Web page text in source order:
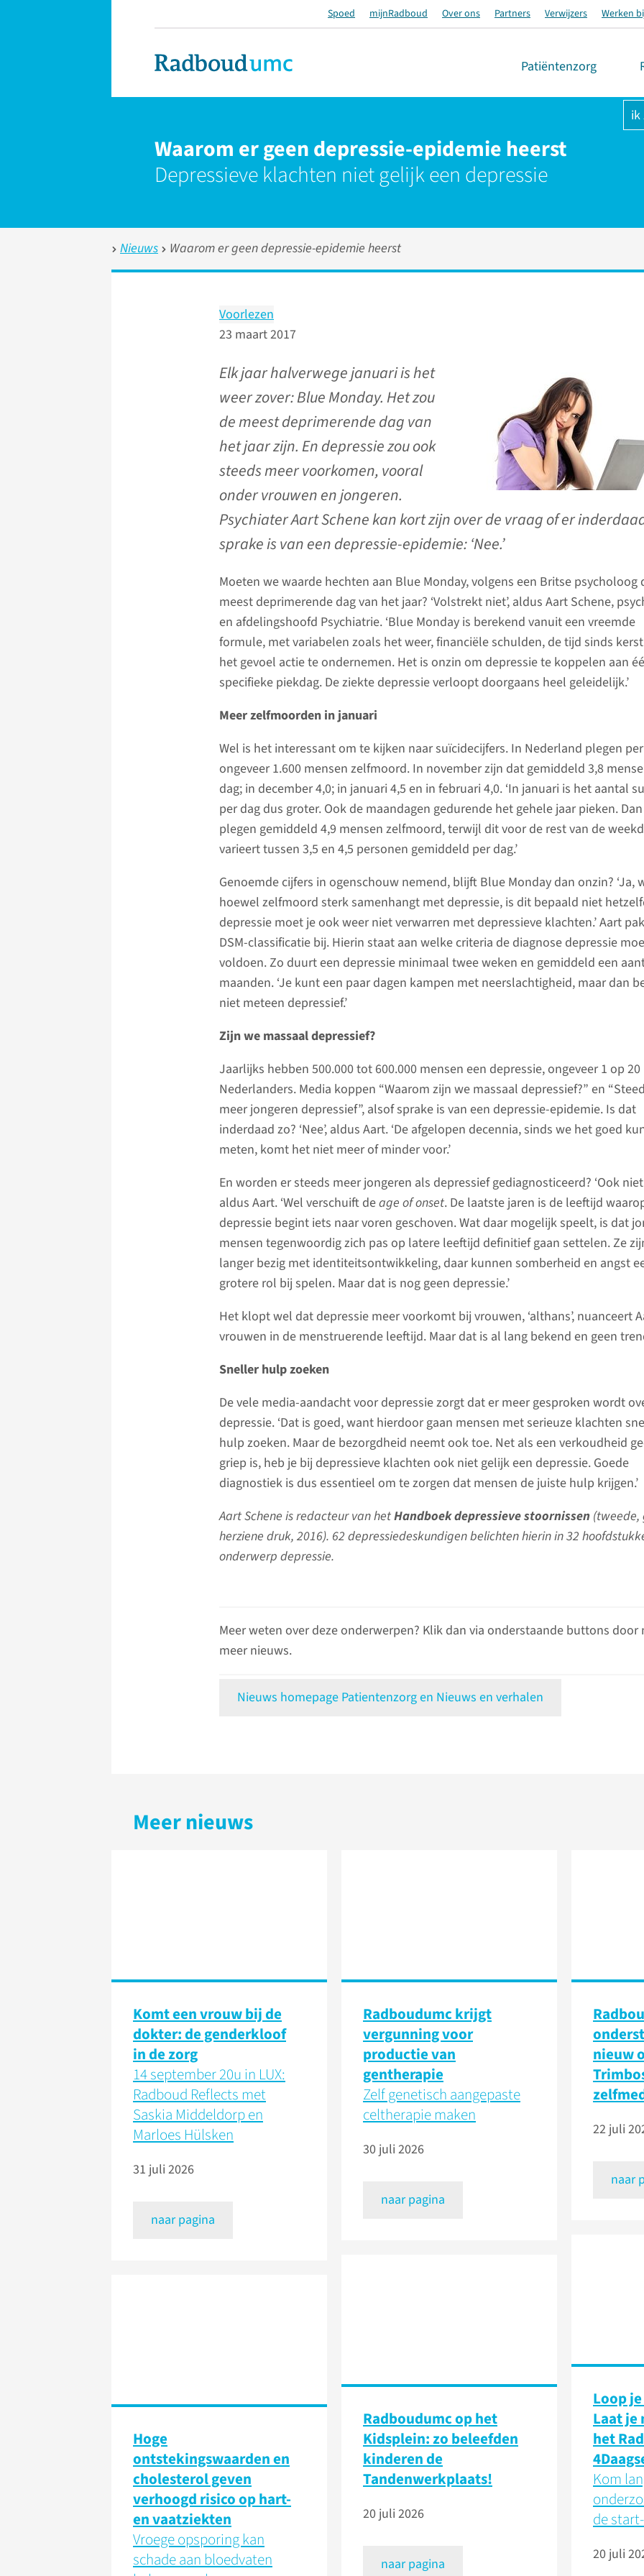
Spoed mijnRadboud Over ons Partners Verwijzers Werken
Patiëntenzorg
ik
Waarom er geen depressie-epidemie heerst
Depressieve klachten niet gelijk een depressie
Nieuws Waarom er geen depressie-epidemie heerst
Voorlezen
23 maart 2017
Elk jaar halverwege januari is het
weer zover: Blue Monday. Het zou
de meest deprimerende dag van
het jaar zijn. En depressie zou ook
steeds meer voorkomen, vooral
onder vrouwen en jongeren.
Psychiater Aart Schene kan kort zijn over de vraag of er
sprake is van een depressie-epidemie: ‘Nee.’
Moeten we waarde hechten aan Blue Monday, volgens een Britse psycholoog
meest deprimerende dag van het jaar? ‘Volstrekt niet’, aldus Aart Schene,
en afdelingshoofd Psychiatrie. ‘Blue Monday is berekend vanuit een vreemde
formule, met variabelen zoals het weer, financiële schulden, de tijd sinds
het gevoel actie te ondernemen. Het is onzin om depressie te koppelen aan
specifieke piekdag. De ziekte depressie verloopt doorgaans heel geleidelijk.’
Meer zelfmoorden in januari
Wel is het interessant om te kijken naar suïcidecijfers. In Nederland plegen
ongeveer 1.600 mensen zelfmoord. In november zijn dat gemiddeld 3,8
dag; in december 4,0; in januari 4,5 en in februari 4,0. ‘In januari is het aantal
per dag dus groter. Ook de maandagen gedurende het gehele jaar pieken. Dan
plegen gemiddeld 4,9 mensen zelfmoord, terwijl dit voor de rest van de
varieert tussen 3,5 en 4,5 personen gemiddeld per dag.’
Genoemde cijfers in ogenschouw nemend, blijft Blue Monday dan onzin? ‘Ja,
hoewel zelfmoord sterk samenhangt met depressie, is dit bepaald niet
depressie moet je ook weer niet verwarren met depressieve klachten.’ Aart
DSM-classificatie bij. Hierin staat aan welke criteria de diagnose depressie
voldoen. Zo duurt een depressie minimaal twee weken en gemiddeld een
maanden. ‘Je kunt een paar dagen kampen met neerslachtigheid, maar dan
niet meteen depressief.’
Zijn we massaal depressief?
Jaarlijks hebben 500.000 tot 600.000 mensen een depressie, ongeveer 1 op 20
Nederlanders. Media koppen “Waarom zijn we massaal depressief?” en
meer jongeren depressief”, alsof sprake is van een depressie-epidemie. Is dat
inderdaad zo? ‘Nee’, aldus Aart. ‘De afgelopen decennia, sinds we het goed
meten, komt het niet meer of minder voor.’
En worden er steeds meer jongeren als depressief gediagnosticeerd? ‘Ook
aldus Aart. ‘Wel verschuift deage of onset. De laatste jaren is de leeftijd
depressie begint iets naar voren geschoven. Wat daar mogelijk speelt, is dat
mensen tegenwoordig zich pas op latere leeftijd definitief gaan settelen. Ze
langer bezig met identiteitsontwikkeling, daar kunnen somberheid en angst
grotere rol bij spelen. Maar dat is nog geen depressie.’
Het klopt wel dat depressie meer voorkomt bij vrouwen, ‘althans’, nuanceert
vrouwen in de menstruerende leeftijd. Maar dat is al lang bekend en geen
Sneller hulp zoeken
De vele media-aandacht voor depressie zorgt dat er meer gesproken wordt
depressie. ‘Dat is goed, want hierdoor gaan mensen met serieuze klachten
hulp zoeken. Maar de bezorgdheid neemt ook toe. Net als een verkoudheid
griep is, heb je bij depressieve klachten ook niet gelijk een depressie. Goede
diagnostiek is dus essentieel om te zorgen dat mensen de juiste hulp krijgen.’
Aart Schene is redacteur van hetHandboek depressieve stoornissen (tweede,
herziene druk, 2016). 62 depressiedeskundigen belichten hierin in 32
onderwerp depressie.
Meer weten over deze onderwerpen? Klik dan via onderstaande buttons door
meer nieuws.
Nieuws homepage Patientenzorg en Nieuws en verhalen
Meer nieuws
Komt een vrouw bij de
dokter: de genderkloof
in de zorg
14 september 20u in LUX:
Radboud Reflects met
Saskia Middeldorp en
Marloes Hülsken
31 juli 2026
naar pagina
Radboudumc krijgt
vergunning voor
productie van
gentherapie
Zelf genetisch aangepaste
celtherapie maken
30 juli 2026
naar pagina
nieuw
22 juli
naar
Loop
Laat je
het
Kom
de
20 juli
Radboudumc op het
Kidsplein: zo beleefden
kinderen de
Tandenwerkplaats!
20 juli 2026
naar pagina
Hoge
ontstekingswaarden en
cholesterol geven
verhoogd risico op hart-
en vaatziekten
Vroege opsporing kan
schade aan bloedvaten